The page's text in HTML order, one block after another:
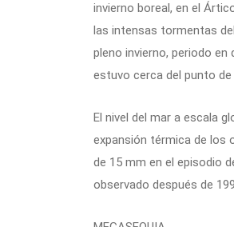
invierno boreal, en el
las intensas tormentas
pleno invierno, periodo
estuvo cerca del punto
El nivel del mar a escala
expansión térmica de los
de 15 mm en el episodio
observado después de